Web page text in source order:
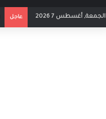
الجمعة, أغسطس 7 2026 عاجل